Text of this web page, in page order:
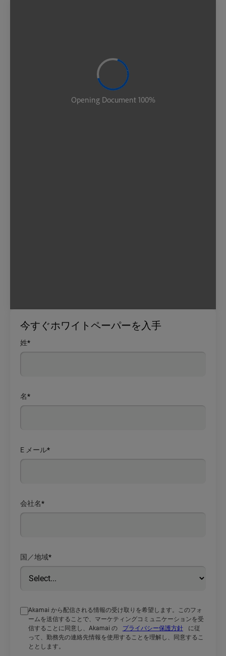
今すぐホワイトペーパーを入手
*
姓
*
名
*
E メール
*
会社名
*
国／地域
Akamai から配信される情報の受け取りを希望します。このフォ
ームを送信することで、マーケティングコミュニケーションを受
信することに同意し、Akamai の
プライバシー保護方針
に従
って、勤務先の連絡先情報を使用することを理解し、同意するこ
ととします。